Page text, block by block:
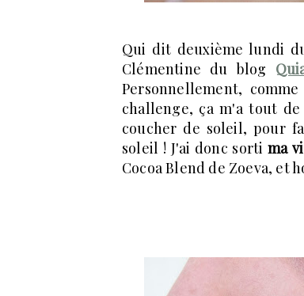
Qui dit deuxième lundi
Clémentine du blog
Personnellement,
challenge, ça m'a tout
coucher de soleil, pour
soleil ! J'ai donc sortima
Cocoa Blend de Zoeva, et